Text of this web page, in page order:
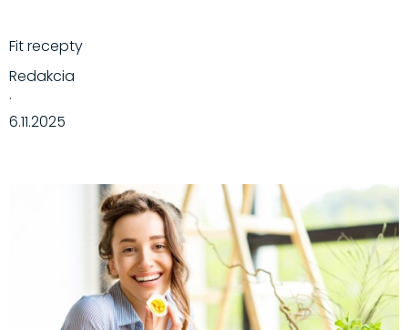
Fit recepty
Redakcia
·
6.11.2025